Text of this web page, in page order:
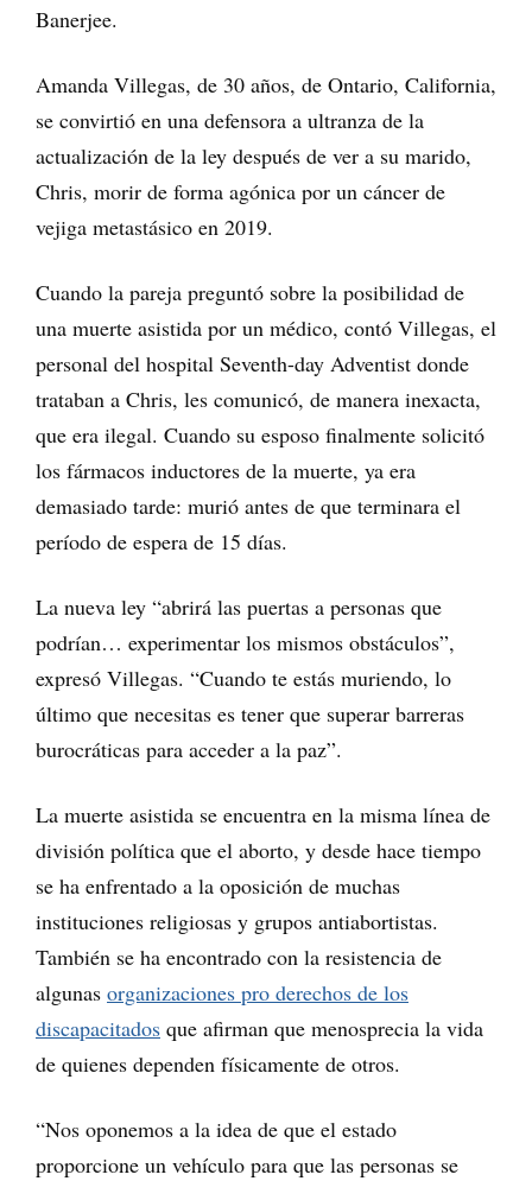
Banerjee.
Amanda Villegas, de 30 años, de Ontario, California,
se convirtió en una defensora a ultranza de la
actualización de la ley después de ver a su marido,
Chris, morir de forma agónica por un cáncer de
vejiga metastásico en 2019.
Cuando la pareja preguntó sobre la posibilidad de
una muerte asistida por un médico, contó Villegas, el
personal del hospital Seventh-day Adventist donde
trataban a Chris, les comunicó, de manera inexacta,
que era ilegal. Cuando su esposo finalmente solicitó
los fármacos inductores de la muerte, ya era
demasiado tarde: murió antes de que terminara el
período de espera de 15 días.
La nueva ley “abrirá las puertas a personas que
podrían… experimentar los mismos obstáculos”,
expresó Villegas. “Cuando te estás muriendo, lo
último que necesitas es tener que superar barreras
burocráticas para acceder a la paz”.
La muerte asistida se encuentra en la misma línea de
división política que el aborto, y desde hace tiempo
se ha enfrentado a la oposición de muchas
instituciones religiosas y grupos antiabortistas.
También se ha encontrado con la resistencia de
algunas organizaciones pro derechos de los
discapacitados que afirman que menosprecia la vida
de quienes dependen físicamente de otros.
“Nos oponemos a la idea de que el estado
proporcione un vehículo para que las personas se